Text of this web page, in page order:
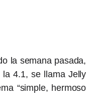
la semana pasada,
la 4.1, se llama Jelly
“simple, hermoso